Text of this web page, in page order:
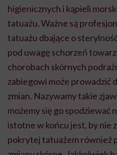
higienicznych i kąpieli
tatuażu. Ważne są
tatuażu dbające o
pod uwagę schorzeń
chorobach skórnych
zabiegowi może prowadzić
zmian. Nazywamy takie
możemy się go spodziewać
istotne w końcu jest, by nie
pokrytej tatuażem również